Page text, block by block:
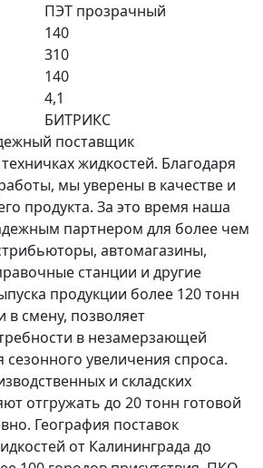
ПЭТ прозрачный
140
310
140
4,1
БИТРИКС
поставщик
жидкостей. Благодаря
мы уверены в качестве и
продукта. За это время наша
партнером для более чем
автомагазины,
станции и другие
продукции более 120 тонн
в смену, позволяет
в незамерзающей
увеличения спроса.
и складских
отгружать до 20 тонн готовой
География поставок
от Калининграда до